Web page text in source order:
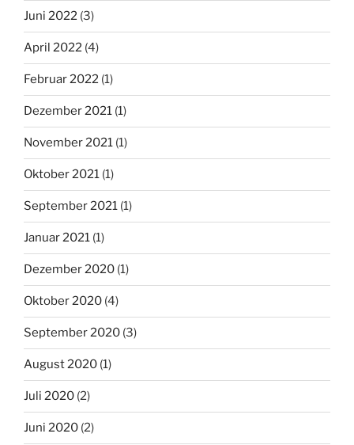
Juni 2022 (3)
April 2022 (4)
Februar 2022 (1)
Dezember 2021 (1)
November 2021 (1)
Oktober 2021 (1)
September 2021 (1)
Januar 2021 (1)
Dezember 2020 (1)
Oktober 2020 (4)
September 2020 (3)
August 2020 (1)
Juli 2020 (2)
Juni 2020 (2)